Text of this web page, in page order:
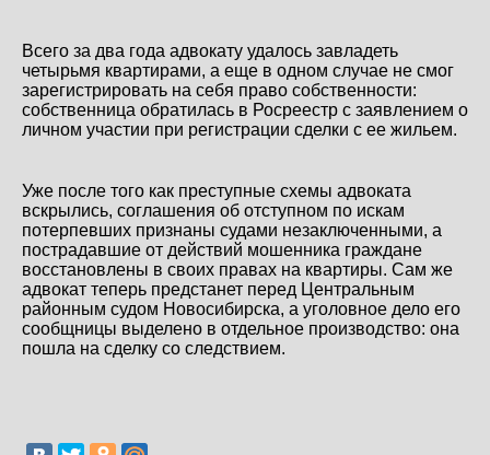
Всего за два года адвокату удалось завладеть
четырьмя квартирами, а еще в одном случае не смог
зарегистрировать на себя право собственности:
собственница обратилась в Росреестр с заявлением о
личном участии при регистрации сделки с ее жильем.
Уже после того как преступные схемы адвоката
вскрылись, соглашения об отступном по искам
потерпевших признаны судами незаключенными, а
пострадавшие от действий мошенника граждане
восстановлены в своих правах на квартиры. Сам же
адвокат теперь предстанет перед Центральным
районным судом Новосибирска, а уголовное дело его
сообщницы выделено в отдельное производство: она
пошла на сделку со следствием.